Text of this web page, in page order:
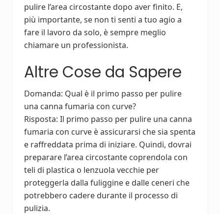
pulire l’area circostante dopo aver finito. E,
più importante, se non ti senti a tuo agio a
fare il lavoro da solo, è sempre meglio
chiamare un professionista.
Altre Cose da Sapere
Domanda: Qual è il primo passo per pulire
una canna fumaria con curve?
Risposta: Il primo passo per pulire una canna
fumaria con curve è assicurarsi che sia spenta
e raffreddata prima di iniziare. Quindi, dovrai
preparare l’area circostante coprendola con
teli di plastica o lenzuola vecchie per
proteggerla dalla fuliggine e dalle ceneri che
potrebbero cadere durante il processo di
pulizia.